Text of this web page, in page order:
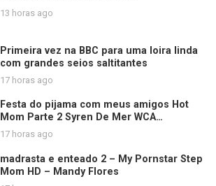
13 horas ago
Primeira vez na BBC para uma loira linda
com grandes seios saltitantes
17 horas ago
Festa do pijama com meus amigos Hot
Mom Parte 2 Syren De Mer WCA
Productions
17 horas ago
madrasta e enteado 2 – My Pornstar Step
Mom HD – Mandy Flores